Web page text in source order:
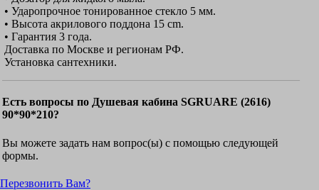
• Ударопрочное тонированное стекло 5 мм.
• Высота акрилового поддона 15 cm.
• Гарантия 3 года.
Доставка по Москве и регионам РФ.
Установка сантехники.
Есть вопросы по Душевая кабина SGRUARE (2616)
90*90*210?
Вы можете задать нам вопрос(ы) с помощью следующей
формы.
Перезвонить Вам?